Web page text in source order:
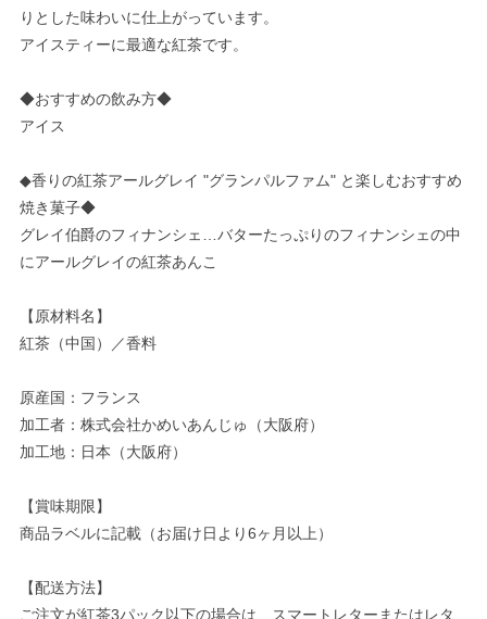
りとした味わいに仕上がっています。
アイスティーに最適な紅茶です。
◆おすすめの飲み方◆
アイス
◆香りの紅茶アールグレイ "グランパルファム" と楽しむおすすめ
焼き菓子◆
グレイ伯爵のフィナンシェ…バターたっぷりのフィナンシェの中
にアールグレイの紅茶あんこ
【原材料名】
紅茶（中国）／香料
原産国：フランス
加工者：株式会社かめいあんじゅ（大阪府）
加工地：日本（大阪府）
【賞味期限】
商品ラベルに記載（お届け日より6ヶ月以上）
【配送方法】
ご注文が紅茶3パック以下の場合は、スマートレターまたはレタ